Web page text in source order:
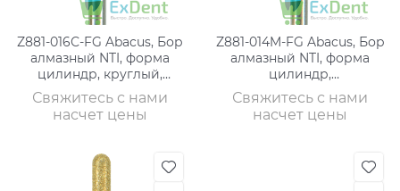
Z881-016С-FG Abacus, Бор
алмазный NTI, форма
цилиндр, круглый,
Свяжитесь с нами
насчет цены
Z881-014M-FG Abacus, Бор
алмазный NTI, форма
цилиндр,
круглая,среднее зерно
Свяжитесь с нами
насчет цены